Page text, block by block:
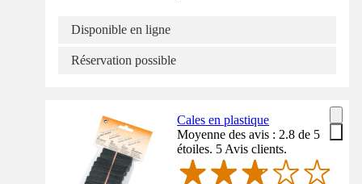
Disponible en ligne
Réservation possible
Cales en plastique
Moyenne des avis : 2.8 de 5
étoiles. 5 Avis clients.